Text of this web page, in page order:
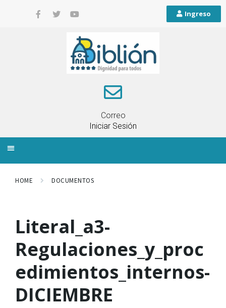
Ingreso
Correo
Iniciar Sesión
HOME DOCUMENTOS
Literal_a3-
Regulaciones_y_proc
edimientos_internos-
DICIEMBRE